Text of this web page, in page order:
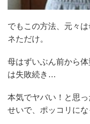
でもこの方法、元々
ネただけ。
母はずいぶん前から
は失敗続き…
本気でヤバい！と思
せいで、ポッコリにな